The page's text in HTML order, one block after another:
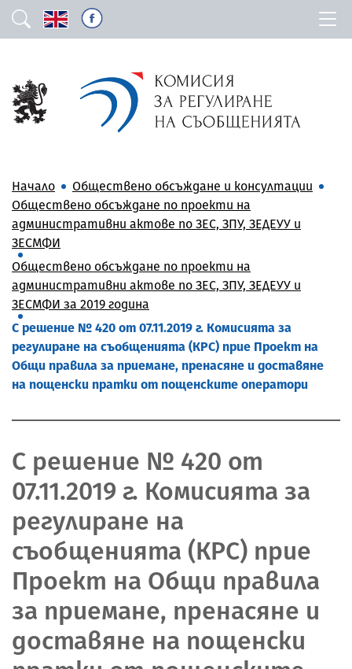
Начало
Обществено обсъждане и консултации
Обществено обсъждане по проекти на
административни актове по ЗЕС, ЗПУ, ЗЕДЕУУ и
ЗЕСМФИ
Обществено обсъждане по проекти на
административни актове по ЗЕС, ЗПУ, ЗЕДЕУУ и
ЗЕСМФИ за 2019 година
С решение № 420 от 07.11.2019 г. Комисията за
регулиране на съобщенията (КРС) прие Проект на
Общи правила за приемане, пренасяне и доставяне
на пощенски пратки от пощенските оператори
С решение № 420 от
07.11.2019 г. Комисията за
регулиране на
съобщенията (КРС) прие
Проект на Общи правила
за приемане, пренасяне и
доставяне на пощенски